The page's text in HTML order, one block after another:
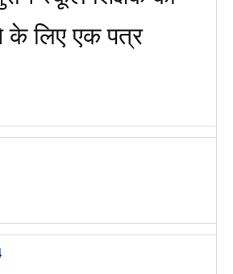
के लिए एक पत्र